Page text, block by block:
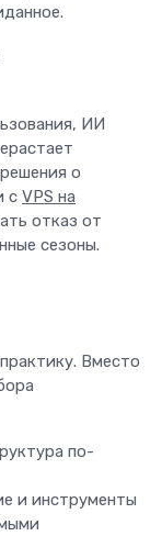
ИИ
о
с VPS на
отказ от
сезоны.
Вместо
по-
и инструменты